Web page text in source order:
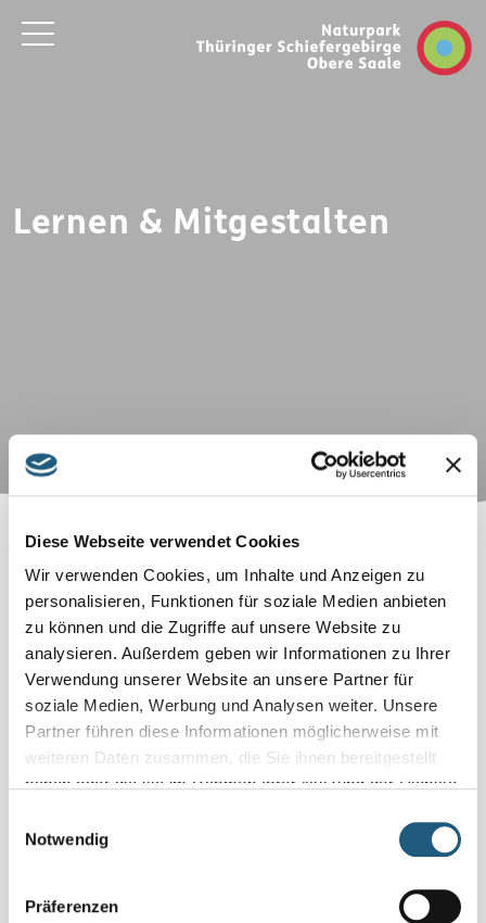
Diese Webseite verwendet Cookies
Wir verwenden Cookies, um Inhalte und Anzeigen zu
personalisieren, Funktionen für soziale Medien anbieten
zu können und die Zugriffe auf unsere Website zu
analysieren. Außerdem geben wir Informationen zu Ihrer
Verwendung unserer Website an unsere Partner für
soziale Medien, Werbung und Analysen weiter. Unsere
Partner führen diese Informationen möglicherweise mit
weiteren Daten zusammen, die Sie ihnen bereitgestellt
haben oder die sie im Rahmen Ihrer Nutzung der Dienste
Notwendig
Präferenzen
Lernen & Mitgestalten
Unter dieser Rubrik erwarten Sie
folgende Inhalte:
Bildung für nachhaltige Entwicklung
Zertifizierte Natur- und Landschaftsführer
Angebote für Schulen und Kindergärten
Naturpark-Schulen
Naturpark-Kindergärten
Naturpark-Quiz